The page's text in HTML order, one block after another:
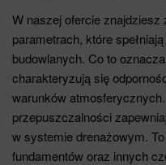
W naszej ofercie znajdziesz
parametrach, które
budowlanych. Co to
charakteryzują się
warunków
przepuszczalności
w systemie drenażowym.
fundamentów oraz innych